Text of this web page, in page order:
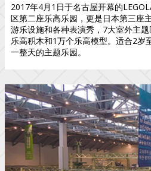
2017年4月1日于名古屋开幕的
区第二座乐高乐园，更是日本第三座
游乐设施和各种表演秀，7大室外主
乐高积木和1万个乐高模型。适合2岁
一整天的主题乐园。